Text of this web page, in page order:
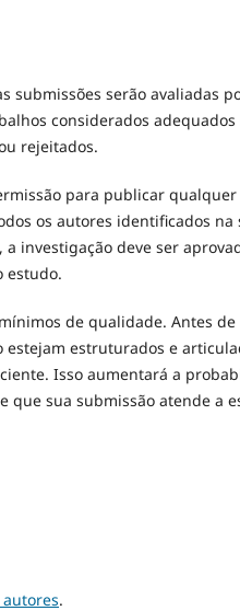
submissões serão avaliadas
considerados adequados
rejeitados.
para publicar
os autores identificados na
investigação deve ser
estudo.
de qualidade. Antes de
estruturados e
Isso aumentará a
sua submissão atende a
.